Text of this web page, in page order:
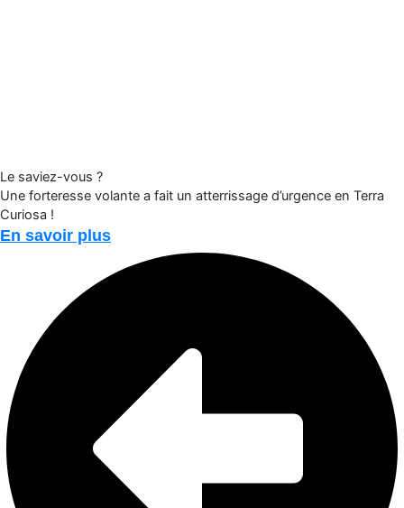
Le saviez-vous ?
Une forteresse volante a fait un atterrissage d’urgence en Terra
Curiosa !
En savoir plus